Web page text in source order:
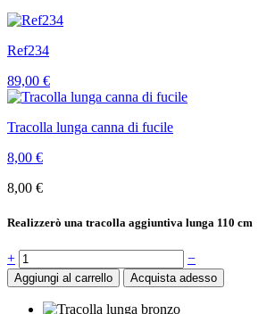
Ref234
89,00 €
Tracolla lunga canna di fucile
8,00 €
8,00 €
Realizzerò una tracolla aggiuntiva lunga 110 cm
Quantità
+ −
Aggiungi al carrello Acquista adesso